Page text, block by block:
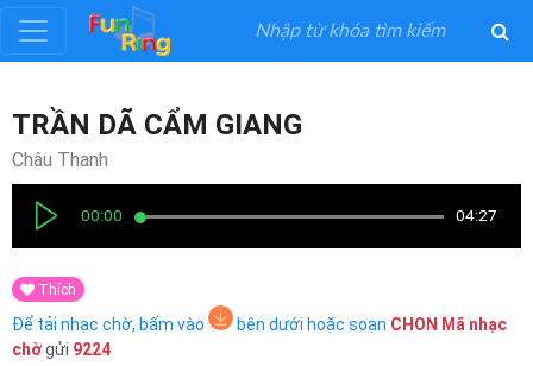
Đăng
ký
nhập
Thể
Loại
TRẦN DÃ CẨM GIANG
Châu Thanh
00:00 04:27
Thích
Để tải nhạc chờ, bấm vào bên dưới hoặc soạn CHON Mã nhạc
chờgửi 9224